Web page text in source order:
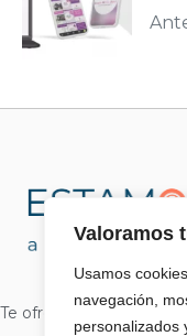
Valoramos
Usamos
navegación,
personalizados
Te ofrecemos todo tipo